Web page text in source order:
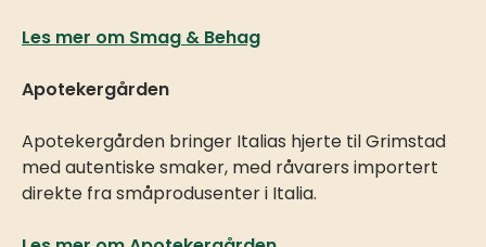
Les mer om Smag & Behag
Apotekergården
Apotekergården bringer Italias hjerte til Grimstad
med autentiske smaker, med råvarers importert
direkte fra småprodusenter i Italia.